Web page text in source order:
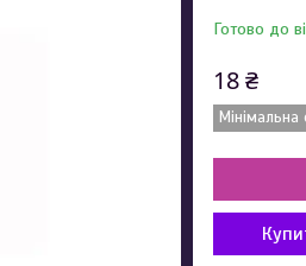
Готово до
18 ₴